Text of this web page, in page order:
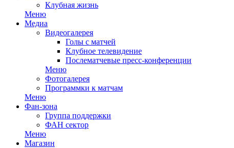
Клубная жизнь
Меню
Медиа
Видеогалерея
Голы с матчей
Клубное телевидение
Послематчевые пресс-конференции
Меню
Фотогалерея
Программки к матчам
Меню
Фан-зона
Группа поддержки
ФАН сектор
Меню
Магазин